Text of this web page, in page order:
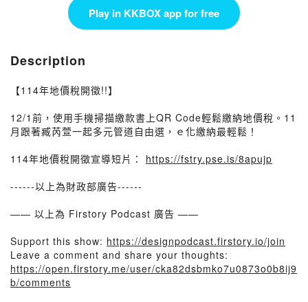
Play in KKBOX app for free
Description
【114年地價稅開徵!!】
12/1前，使用手機掃描繳款書上QR Code輕鬆繳納地價稅。11
月跟著臧芮萱一起多元管道自由選，ｅ化繳納最輕鬆！
114年地價稅開徵宣導短片： https://fstry.pse.is/8apujp
------以上為財政部廣告------
—— 以上為 Firstory Podcast 廣告 ——
Support this show: https://designpodcast.firstory.io/join
Leave a comment and share your thoughts:
https://open.firstory.me/user/cka82dsbmko7u0873o0b8ij9
b/comments